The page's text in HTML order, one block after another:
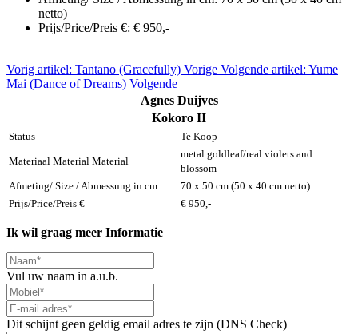
netto)
Prijs/Price/Preis €: € 950,-
Vorig artikel: Tantano (Gracefully) Vorige Volgende artikel: Yume
Mai (Dance of Dreams) Volgende
Agnes Duijves
Kokoro II
Status Te Koop
Materiaal Material Material
metal goldleaf/real violets and
blossom
Afmeting/ Size / Abmessung in cm
70 x 50 cm (50 x 40 cm netto)
Prijs/Price/Preis €
€ 950,-
Ik wil graag meer Informatie
Vul uw naam in a.u.b.
Dit schijnt geen geldig email adres te zijn (DNS Check)